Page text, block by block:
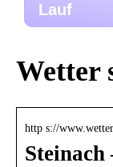
Lauf
Wetter
http s://
Steinach